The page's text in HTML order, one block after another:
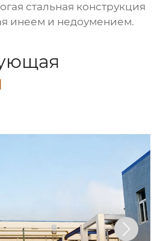
стальная конструкция
инеем и недоумением.